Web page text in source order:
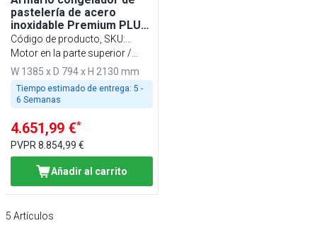
pastelería de acero
inoxidable Premium PLUS
- EN 600x400 - 1240L - con
2 puertas
Código de producto, SKU:
BTEI148T2
Motor en la parte superior /
temperatura (-18 °C)
W 1385 x D 794 x H 2130 mm
Tiempo estimado de entrega: 5 -
6 Semanas
4.651,99 €*
PVPR 8.854,99 €
Añadir al carrito
5 Artículos